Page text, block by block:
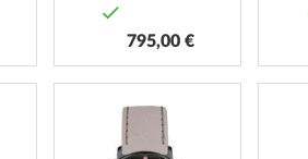
795,00 €